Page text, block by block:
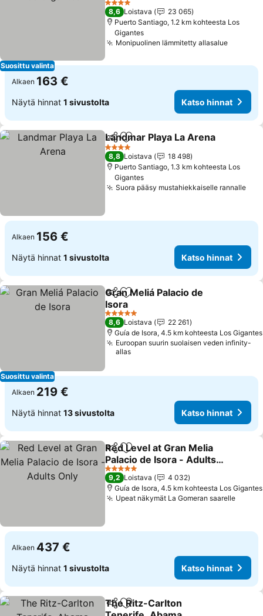
Suosittu valinta
4 Tähtiluokitus
8,6 Loistava
23 065
Puerto Santiago, 1.2 km kohteesta Los
Gigantes
Monipuolinen lämmitetty allasalue
Alkaen 163 €
Näytä hinnat 1 sivustolta Katso hinnat
Jaa Lisää suosikkeihin
Landmar Playa La Arena
4 Tähtiluokitus
8,8 Loistava
18 498
Puerto Santiago, 1.3 km kohteesta Los
Gigantes
Suora pääsy mustahiekkaiselle rannalle
Alkaen 156 €
Näytä hinnat 1 sivustolta Katso hinnat
Suosittu valinta
Jaa Lisää suosikkeihin
Gran Meliá Palacio de
Isora
5 Tähtiluokitus
8,6 Loistava
22 261
Guía de Isora, 4.5 km kohteesta Los Gigantes
Euroopan suurin suolaisen veden infinity-
allas
Alkaen 219 €
Näytä hinnat 13 sivustolta Katso hinnat
Jaa Lisää suosikkeihin
Red Level at Gran Melia
Palacio de Isora - Adults
Only
5 Tähtiluokitus
9,2 Loistava
4 032
Guía de Isora, 4.5 km kohteesta Los Gigantes
Upeat näkymät La Gomeran saarelle
Alkaen 437 €
Näytä hinnat 1 sivustolta Katso hinnat
Jaa Lisää suosikkeihin
The Ritz-Carlton